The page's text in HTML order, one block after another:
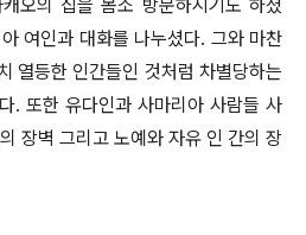
오의 집을 몸소 방문하시기도 하셨
여인과 대화를 나누셨다. 그와 마찬
열등한 인간들인 것처럼 차별당하는
. 또한 유다인과 사마리아 사람들 사
장벽 그리고 노예와 자유 인 간의 장